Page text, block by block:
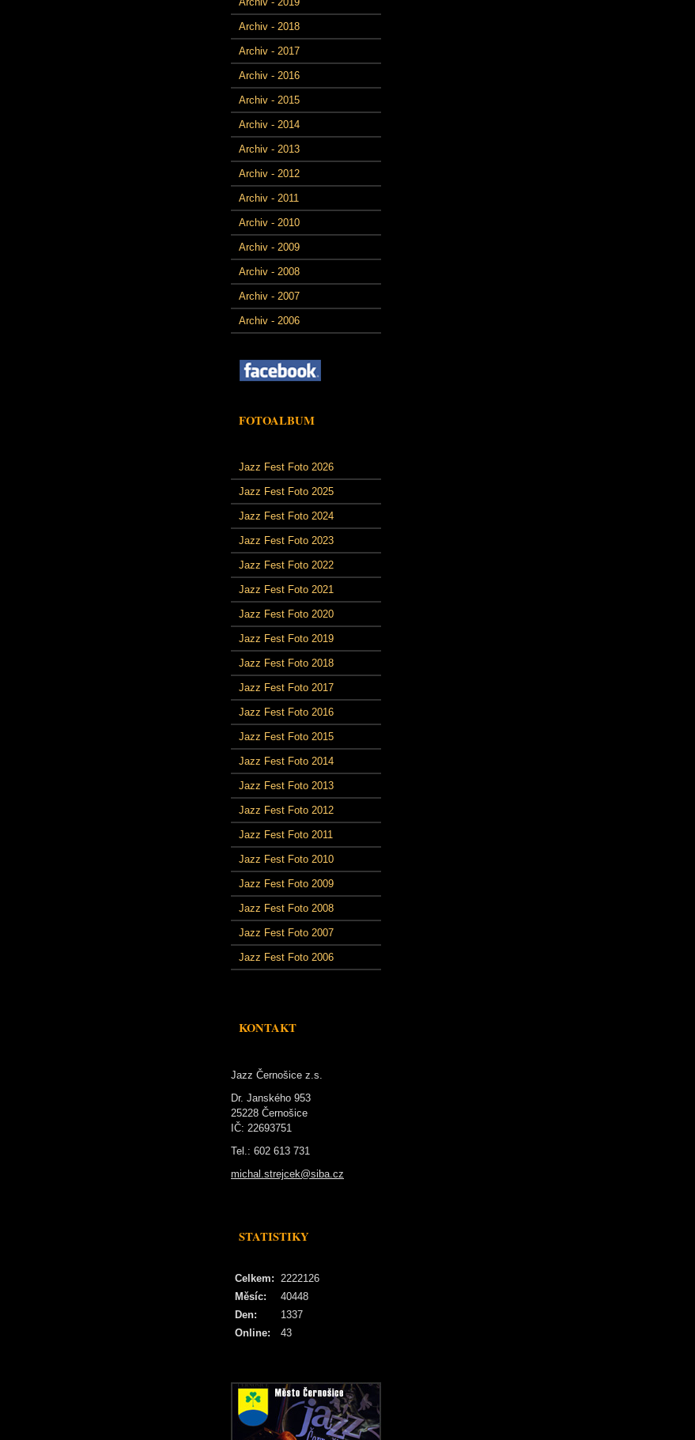
Archiv - 2018
Archiv - 2017
Archiv - 2016
Archiv - 2015
Archiv - 2014
Archiv - 2013
Archiv - 2012
Archiv - 2011
Archiv - 2010
Archiv - 2009
Archiv - 2008
Archiv - 2007
Archiv - 2006
FOTOALBUM
Jazz Fest Foto 2026
Jazz Fest Foto 2025
Jazz Fest Foto 2024
Jazz Fest Foto 2023
Jazz Fest Foto 2022
Jazz Fest Foto 2021
Jazz Fest Foto 2020
Jazz Fest Foto 2019
Jazz Fest Foto 2018
Jazz Fest Foto 2017
Jazz Fest Foto 2016
Jazz Fest Foto 2015
Jazz Fest Foto 2014
Jazz Fest Foto 2013
Jazz Fest Foto 2012
Jazz Fest Foto 2011
Jazz Fest Foto 2010
Jazz Fest Foto 2009
Jazz Fest Foto 2008
Jazz Fest Foto 2007
Jazz Fest Foto 2006
KONTAKT
Jazz Černošice z.s.
Dr. Janského 953
25228 Černošice
IČ: 22693751
Tel.: 602 613 731
michal.strejcek@siba.cz
STATISTIKY
Online: 43
Celkem: 2222126
Měsíc:
40448
Den:
1337